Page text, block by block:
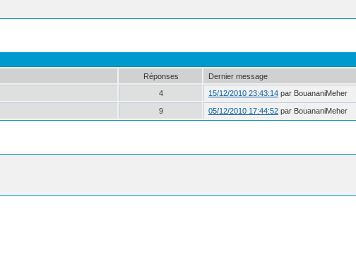
Réponses
Dernier message
4 15/12/2010 23:43:14 par BouananiMeher
9 05/12/2010 17:44:52 par BouananiMeher